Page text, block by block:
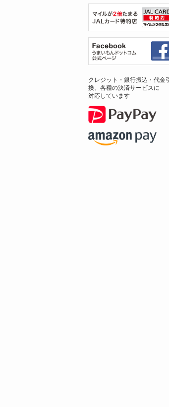
クレジット・銀行振込・代金引
換、各種の決済サービスに
対応しています